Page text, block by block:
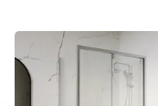
Installazione
A muro
Esterna
Deviatore